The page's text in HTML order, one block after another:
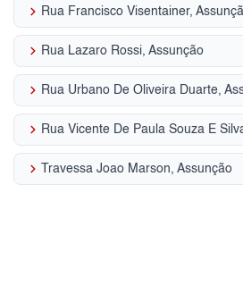
keyboard_arrow_right Rua Francisco Visentainer,
keyboard_arrow_right Rua Lazaro Rossi, Assunção
keyboard_arrow_right Rua Urbano De Oliveira Duarte,
keyboard_arrow_right Rua Vicente De Paula Souza E
keyboard_arrow_right Travessa Joao Marson, Assunção